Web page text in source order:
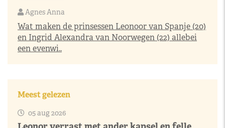
Agnes Anna
Wat maken de prinsessen Leonoor van Spanje (20)
en Ingrid Alexandra van Noorwegen (22) allebei
een evenwi..
Meest gelezen
05 aug 2026